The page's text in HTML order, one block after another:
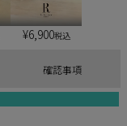
¥6,900税込
確認事項